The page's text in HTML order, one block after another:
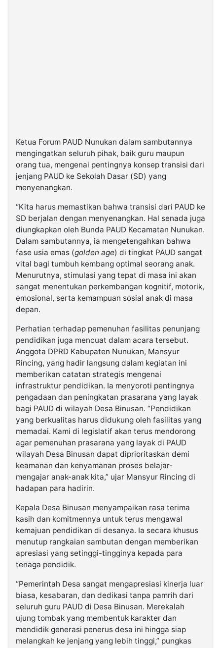
Ketua Forum PAUD Nunukan dalam sambutannya
mengingatkan seluruh pihak, baik guru maupun
orang tua, mengenai pentingnya konsep transisi dari
jenjang PAUD ke Sekolah Dasar (SD) yang
menyenangkan.
“Kita harus memastikan bahwa transisi dari PAUD ke
SD berjalan dengan menyenangkan. Hal senada juga
diungkapkan oleh Bunda PAUD Kecamatan Nunukan.
Dalam sambutannya, ia mengetengahkan bahwa
fase usia emas (golden age) di tingkat PAUD sangat
vital bagi tumbuh kembang optimal seorang anak.
Menurutnya, stimulasi yang tepat di masa ini akan
sangat menentukan perkembangan kognitif, motorik,
emosional, serta kemampuan sosial anak di masa
depan.
Perhatian terhadap pemenuhan fasilitas penunjang
pendidikan juga mencuat dalam acara tersebut.
Anggota DPRD Kabupaten Nunukan, Mansyur
Rincing, yang hadir langsung dalam kegiatan ini
memberikan catatan strategis mengenai
infrastruktur pendidikan. Ia menyoroti pentingnya
pengadaan dan peningkatan prasarana yang layak
bagi PAUD di wilayah Desa Binusan. “Pendidikan
yang berkualitas harus didukung oleh fasilitas yang
memadai. Kami di legislatif akan terus mendorong
agar pemenuhan prasarana yang layak di PAUD
wilayah Desa Binusan dapat diprioritaskan demi
keamanan dan kenyamanan proses belajar-
mengajar anak-anak kita,” ujar Mansyur Rincing di
hadapan para hadirin.
Kepala Desa Binusan menyampaikan rasa terima
kasih dan komitmennya untuk terus mengawal
kemajuan pendidikan di desanya. Ia secara khusus
menutup rangkaian sambutan dengan memberikan
apresiasi yang setinggi-tingginya kepada para
tenaga pendidik.
“Pemerintah Desa sangat mengapresiasi kinerja luar
biasa, kesabaran, dan dedikasi tanpa pamrih dari
seluruh guru PAUD di Desa Binusan. Merekalah
ujung tombak yang membentuk karakter dan
mendidik generasi penerus desa ini hingga siap
melangkah ke jenjang yang lebih tinggi,” pungkas